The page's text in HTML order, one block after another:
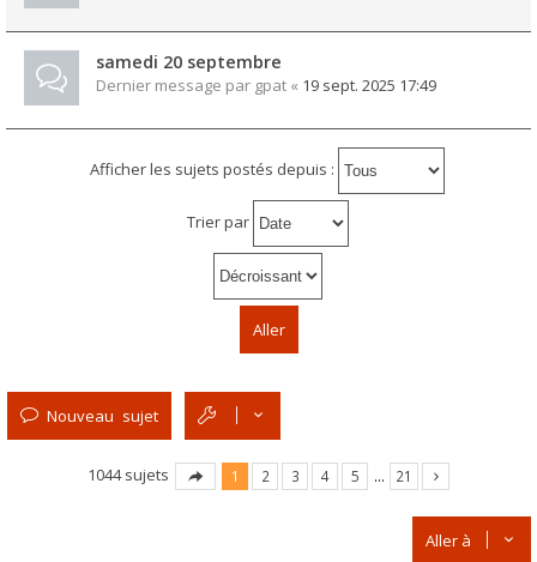
samedi 20 septembre
Dernier message par gpat « 19 sept. 2025 17:49
Afficher les sujets postés depuis :
Trier par
Nouveau sujet
1044 sujets 1 2 3 4 5 … 21
Aller à